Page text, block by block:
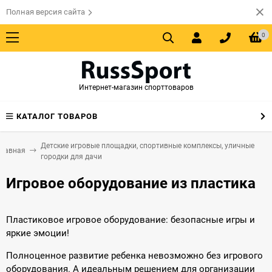
Полная версия сайта
0
Интернет-магазин спорттоваров
КАТАЛОГ ТОВАРОВ
Детские игровые площадки, спортивные комплексы, уличные
городки для дачи
Игровое оборудование из пластика
Пластиковое игровое оборудование: безопасные игры и
яркие эмоции!
Полноценное развитие ребенка невозможно без игрового
оборудования. А идеальным решением для организации